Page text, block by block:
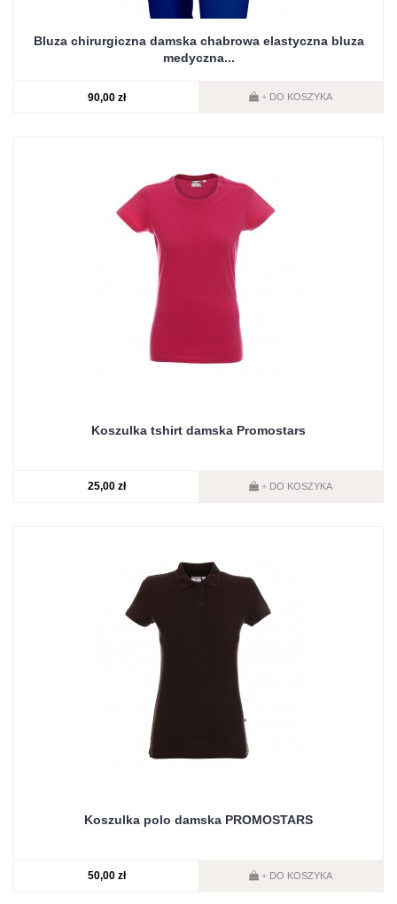
Bluza chirurgiczna damska chabrowa elastyczna bluza
medyczna...
90,00 zł + DO KOSZYKA
Koszulka tshirt damska Promostars
25,00 zł + DO KOSZYKA
Koszulka polo damska PROMOSTARS
50,00 zł + DO KOSZYKA